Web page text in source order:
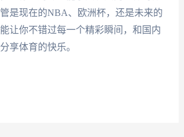
是现在的NBA、欧洲杯，还是未来的
让你不错过每一个精彩瞬间，和国内
享体育的快乐。